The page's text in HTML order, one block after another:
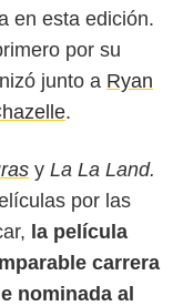
en esta edición.
por su
junto a Ryan
.
y La La Land.
por las
la película
carrera
nominada al